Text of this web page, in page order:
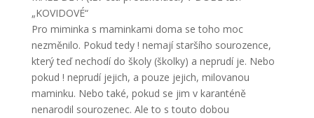
„KOVIDOVÉ“
Pro miminka s maminkami doma se toho moc
nezměnilo. Pokud tedy ! nemají staršího sourozence,
který teď nechodí do školy (školky) a neprudí je. Nebo
pokud ! neprudí jejich, a pouze jejich, milovanou
maminku. Nebo také, pokud se jim v karanténě
nenarodil sourozenec. Ale to s touto dobou